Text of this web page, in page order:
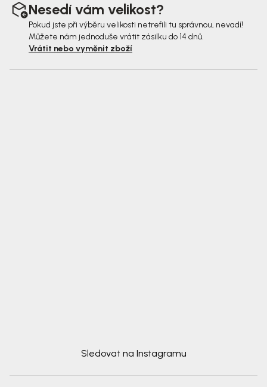
Nesedí vám velikost?
Pokud jste při výběru velikosti netrefili tu správnou, nevadí!
Můžete nám jednoduše vrátit zásilku do 14 dnů.
Vrátit nebo vyměnit zboží
Sledovat na Instagramu